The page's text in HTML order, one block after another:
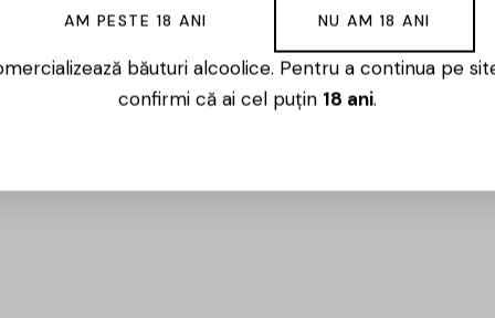
Spania, recunoscută pentru vinurile sale
o altitudine de 900 de metri, brandul beneficiază de
vizuală neconvențională și creativă, însoțită de
de vinificare meticuloase, crama obține vinuri
AM PESTE 18 ANI NU AM 18 ANI
băuturi alcoolice. Pentru a continua pe
confirmi că ai cel puțin 18 ani.